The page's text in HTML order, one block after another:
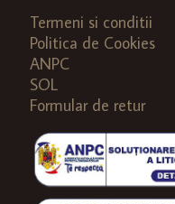
Termeni si conditii
Politica de Cookies
ANPC
SOL
Formular de retur